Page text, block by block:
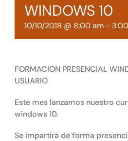
WINDOWS 10
10/10/2018 @ 8:00 am -
FORMACION PRESENCIAL
USUARIO
Este mes lanzamos nuestro
windows 10.
Se impartirá de forma